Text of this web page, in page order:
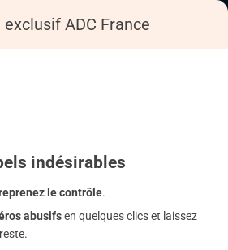
ADC France
indésirables
le contrôle.
abusifsen quelques clics et laissez